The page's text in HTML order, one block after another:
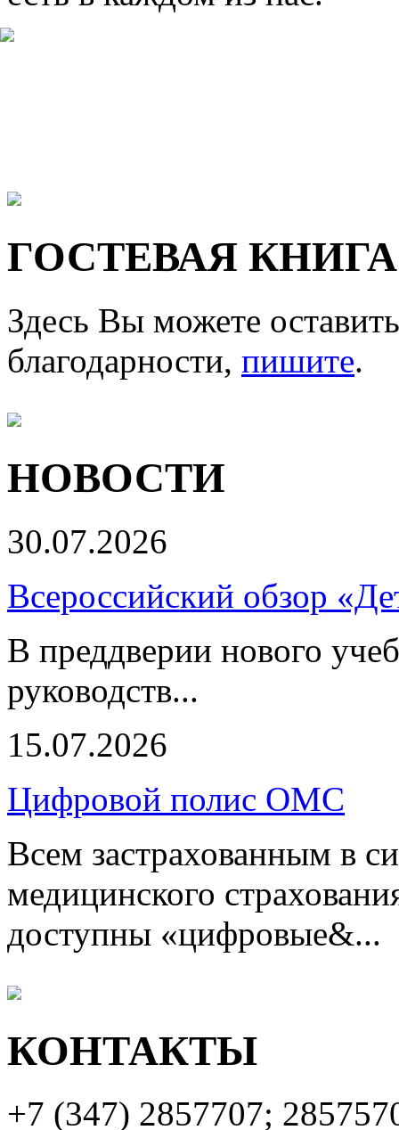
ГОСТЕВАЯ КНИГА
Здесь Вы можете
благодарности, пишите.
НОВОСТИ
30.07.2026
Всероссийский обзор
В преддверии нового
руководств...
15.07.2026
Цифровой полис ОМС
Всем застрахованным в
медицинского
доступны «цифровые&...
КОНТАКТЫ
+7 (347) 2857707;